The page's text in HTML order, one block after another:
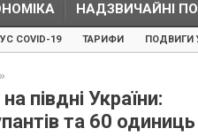
НАДЗВИЧАЙНІ
COVID-19 ТАРИФИ ПОДВИГИ
»
півдні України:
та 60 одиниць